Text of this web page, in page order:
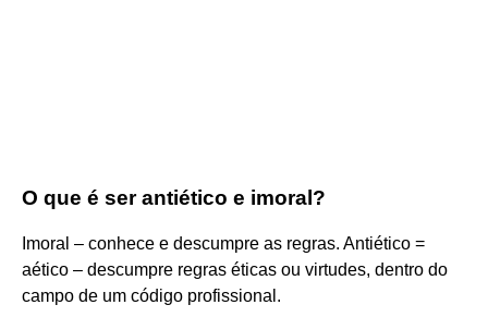
O que é ser antiético e imoral?
Imoral – conhece e descumpre as regras. Antiético =
aético – descumpre regras éticas ou virtudes, dentro do
campo de um código profissional.